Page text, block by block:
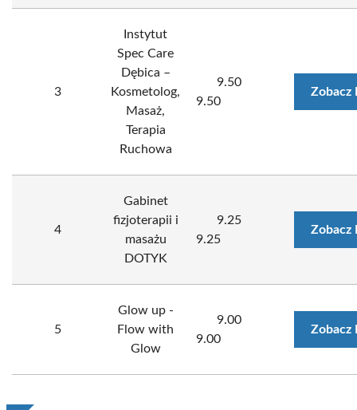
3
Instytut
Spec Care
Dębica –
Kosmetolog,
Masaż,
Terapia
Ruchowa
9.50
9.50
Zobacz
4
Gabinet
fizjoterapii i
masażu
DOTYK
9.25
9.25
Zobacz
5
Glow up -
Flow with
Glow
9.00
9.00
Zobacz